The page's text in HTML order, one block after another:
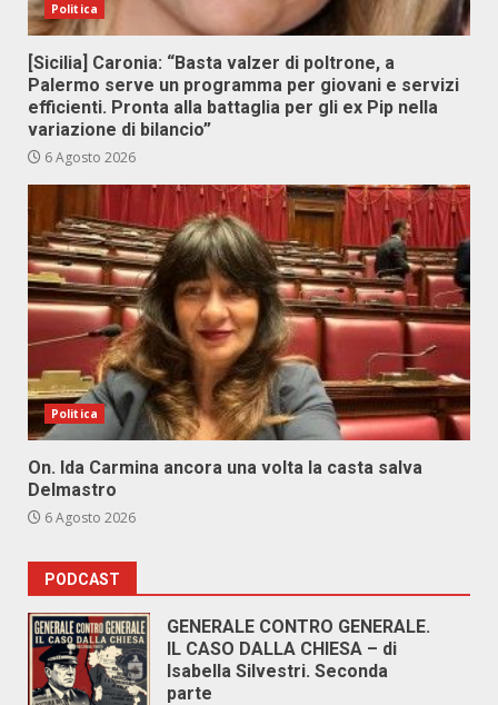
Politica
[Sicilia] Caronia: “Basta valzer di poltrone, a
Palermo serve un programma per giovani e servizi
efficienti. Pronta alla battaglia per gli ex Pip nella
variazione di bilancio”
6 Agosto 2026
Politica
On. Ida Carmina ancora una volta la casta salva
Delmastro
6 Agosto 2026
PODCAST
GENERALE CONTRO GENERALE.
IL CASO DALLA CHIESA – di
Isabella Silvestri. Seconda
parte